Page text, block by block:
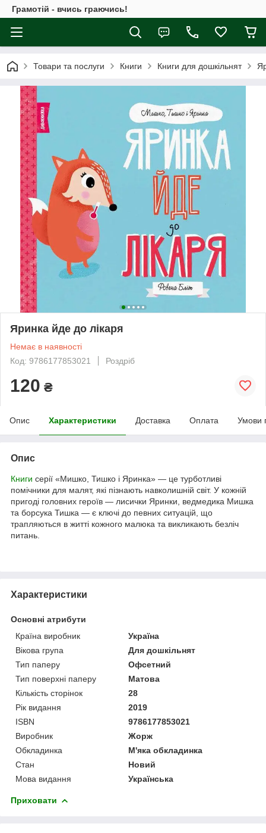
Грамотій - вчись граючись!
Товари та послуги Книги Книги для дошкільнят
Яринка йде до лікаря
Немає в наявності
Код: 9786177853021
Роздріб
120 ₴
Опис Характеристики Доставка Оплата Умови
Опис
Книги серії «Мишко, Тишко і Яринка» — це турботливі
помічники для малят, які пізнають навколишній світ. У кожній
пригоді головних героїв — лисички Яринки, ведмедика Мишка
та борсука Тишка — є ключі до певних ситуацій, що
трапляються в житті кожного малюка та викликають безліч
питань.
Характеристики
Основні атрибути
Країна виробник
Україна
Вікова група
Для дошкільнят
Тип паперу
Офсетний
Тип поверхні паперу
Матова
Кількість сторінок
28
Рік видання
2019
ISBN
9786177853021
Виробник
Жорж
Обкладинка
М'яка обкладинка
Стан
Новий
Мова видання
Українська
Приховати